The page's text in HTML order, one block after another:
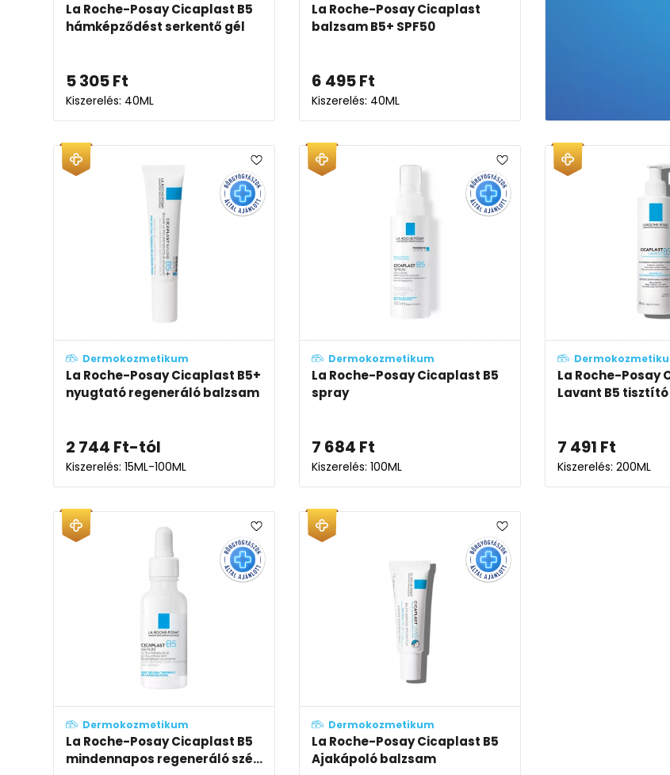
La Roche-Posay Cicaplast B5
hámképződést serkentő gél
5 305Ft
Kiszerelés: 40ML
La Roche-Posay Cicaplast
balzsam B5+ SPF50
6 495Ft
Kiszerelés: 40ML
Dermokozmetikum
La Roche-Posay Cicaplast B5+
nyugtató regeneráló balzsam
2 744 Ft-tól
Kiszerelés: 15ML-100ML
Dermokozmetikum
La Roche-Posay Cicaplast B5
spray
7 684 Ft
Kiszerelés: 100ML
La Roche-Posay
Lavant B5
7 491 Ft
Kiszerelés: 200ML
Dermokozmetikum
La Roche-Posay Cicaplast B5
mindennapos regeneráló szé...
Dermokozmetikum
La Roche-Posay Cicaplast B5
Ajakápoló balzsam